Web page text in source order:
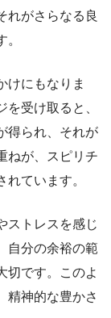
れがさらなる良
けにもなりま
受け取ると、
得られ、それが
ねが、スピリチ
ています。
ストレスを感じ
自分の余裕の範
切です。このよ
精神的な豊かさ